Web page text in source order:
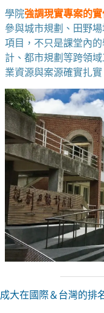
學院強調現實專案的實
參與城市規劃、田野
項目，不只是課堂內
計、都市規劃等跨領
業資源與案源確實扎實
成大在國際＆台灣的排